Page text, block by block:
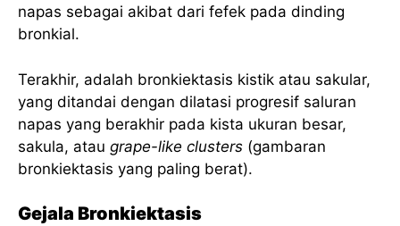
napas sebagai akibat dari fefek pada dinding
bronkial.
Terakhir, adalah bronkiektasis kistik atau sakular,
yang ditandai dengan dilatasi progresif saluran
napas yang berakhir pada kista ukuran besar,
sakula, atau grape-like clusters (gambaran
bronkiektasis yang paling berat).
Gejala Bronkiektasis